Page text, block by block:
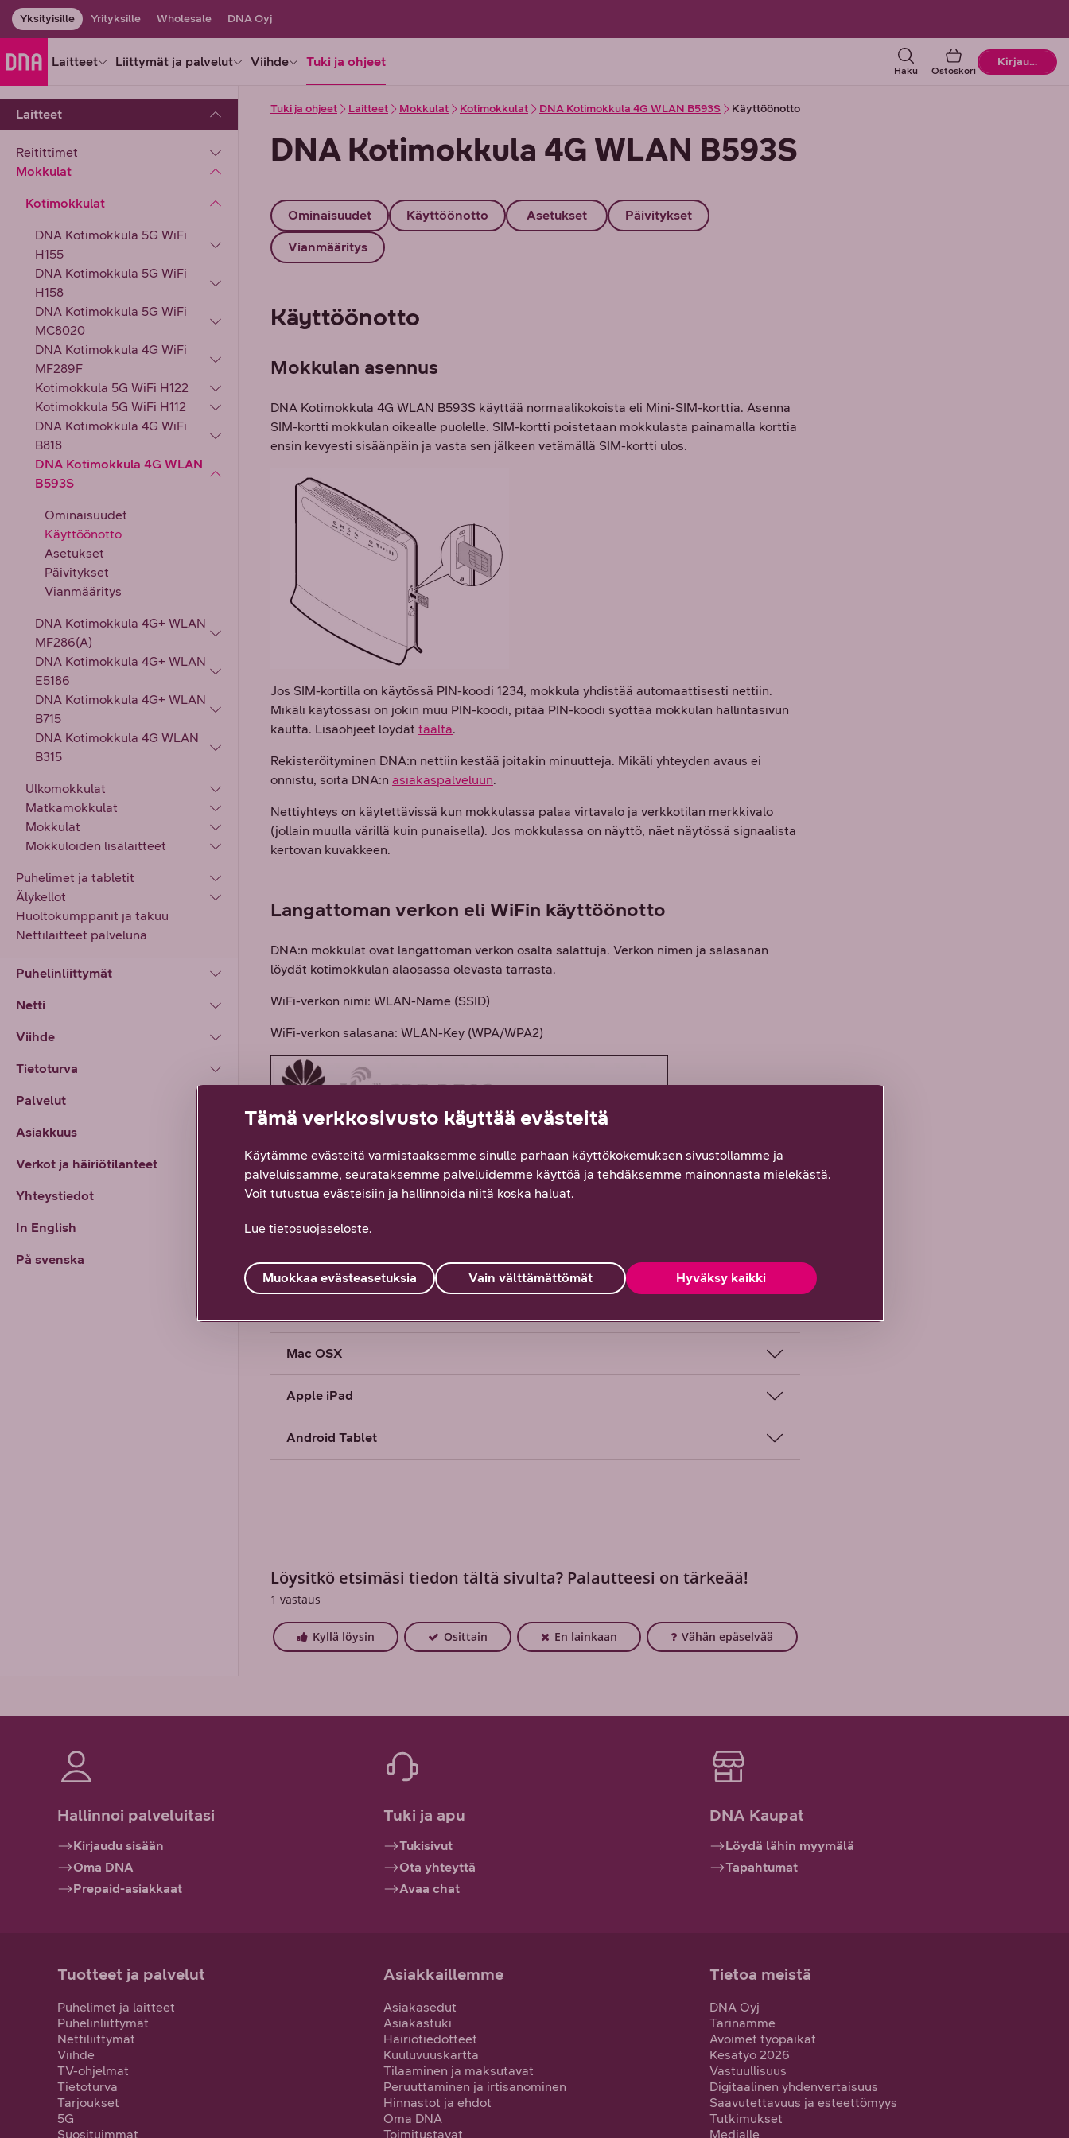
Yksityisille Yrityksille Wholesale DNA Oyj
Laitteet Liittymät ja palvelut Viihde Tuki ja ohjeet
Haku Ostoskori
Ostoskori
Kirjaudu
Laitteet
Reitittimet
Mokkulat
Kotimokkulat
DNA Kotimokkula 5G WiFi
H155
DNA Kotimokkula 5G WiFi
H158
DNA Kotimokkula 5G WiFi
MC8020
DNA Kotimokkula 4G WiFi
MF289F
Kotimokkula 5G WiFi H122
Kotimokkula 5G WiFi H112
DNA Kotimokkula 4G WiFi
B818
DNA Kotimokkula 4G WLAN
B593S
Ominaisuudet
Käyttöönotto
Asetukset
Päivitykset
Vianmääritys
DNA Kotimokkula 4G+ WLAN
MF286(A)
DNA Kotimokkula 4G+ WLAN
E5186
DNA Kotimokkula 4G+ WLAN
B715
DNA Kotimokkula 4G WLAN
B315
Ulkomokkulat
Matkamokkulat
Mokkulat
Mokkuloiden lisälaitteet
Puhelimet ja tabletit
Älykellot
Huoltokumppanit ja takuu
Nettilaitteet palveluna
Puhelinliittymät
Netti
Viihde
Tietoturva
Palvelut
Asiakkuus
Verkot ja häiriötilanteet
Yhteystiedot
In English
På svenska
Tuki ja ohjeet Laitteet Mokkulat Kotimokkulat DNA Kotimokkula 4G WLAN B593S Käyttöönotto
DNA Kotimokkula 4G WLAN B593S
Ominaisuudet Käyttöönotto Asetukset Päivitykset
Vianmääritys
Käyttöönotto
Mokkulan asennus
DNA Kotimokkula 4G WLAN B593S käyttää normaalikokoista eli Mini-SIM-korttia. Asenna
SIM-kortti mokkulan oikealle puolelle. SIM-kortti poistetaan mokkulasta painamalla korttia
ensin kevyesti sisäänpäin ja vasta sen jälkeen vetämällä SIM-kortti ulos.
Jos SIM-kortilla on käytössä PIN-koodi 1234, mokkula yhdistää automaattisesti nettiin.
Mikäli käytössäsi on jokin muu PIN-koodi, pitää PIN-koodi syöttää mokkulan hallintasivun
kautta. Lisäohjeet löydät täältä.
Rekisteröityminen DNA:n nettiin kestää joitakin minuutteja. Mikäli yhteyden avaus ei
onnistu, soita DNA:n asiakaspalveluun.
Nettiyhteys on käytettävissä kun mokkulassa palaa virtavalo ja verkkotilan merkkivalo
(jollain muulla värillä kuin punaisella). Jos mokkulassa on näyttö, näet näytössä signaalista
kertovan kuvakkeen.
Langattoman verkon eli WiFin käyttöönotto
DNA:n mokkulat ovat langattoman verkon osalta salattuja. Verkon nimen ja salasanan
löydät kotimokkulan alaosassa olevasta tarrasta.
WiFi-verkon nimi: WLAN-Name (SSID)
WiFi-verkon salasana: WLAN-Key (WPA/WPA2)
Windows 10
Windows 8
Mac OSX
Apple iPad
Android Tablet
Löysitkö etsimäsi tiedon tältä sivulta? Palautteesi on tärkeää!
1 vastaus
Kyllä löysin Osittain En lainkaan Vähän epäselvää
Hallinnoi palveluitasi
Kirjaudu sisään
Oma DNA
Prepaid-asiakkaat
Tuki ja apu
Tukisivut
Ota yhteyttä
Avaa chat
DNA Kaupat
Löydä lähin myymälä
Tapahtumat
Tuotteet ja palvelut
Puhelimet ja laitteet
Puhelinliittymät
Nettiliittymät
Viihde
TV-ohjelmat
Tietoturva
Tarjoukset
5G
Suosituimmat
Asiakkaillemme
Asiakasedut
Asiakastuki
Häiriötiedotteet
Kuuluvuuskartta
Tilaaminen ja maksutavat
Peruuttaminen ja irtisanominen
Hinnastot ja ehdot
Oma DNA
Toimitustavat
Tietoa meistä
DNA Oyj
Tarinamme
Avoimet työpaikat
Kesätyö 2026
Vastuullisuus
Digitaalinen yhdenvertaisuus
Saavutettavuus ja esteettömyys
Tutkimukset
Medialle
Tämä verkkosivusto käyttää evästeitä
Käytämme evästeitä varmistaaksemme sinulle parhaan käyttökokemuksen sivustollamme ja
palveluissamme, seurataksemme palveluidemme käyttöä ja tehdäksemme mainonnasta mielekästä.
Voit tutustua evästeisiin ja hallinnoida niitä koska haluat.
Lue tietosuojaseloste.
Vain välttämättömät Hyväksy kaikki
Muokkaa evästeasetuksia